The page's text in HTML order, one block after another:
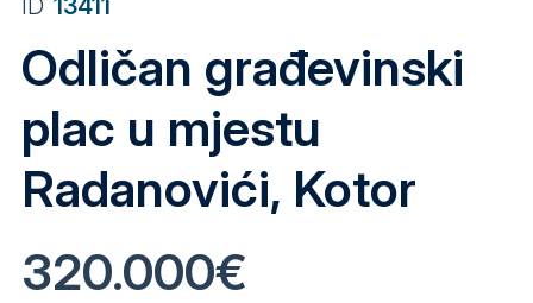
Odličan građevinski
plac u mjestu
Radanovići, Kotor
320.000€